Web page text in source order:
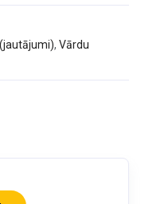
, Vārdu